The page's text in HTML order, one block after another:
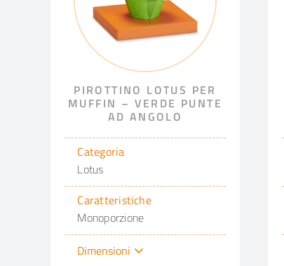
PIROTTINO LOTUS PER
MUFFIN – VERDE PUNTE
AD ANGOLO
Categoria
Lotus
Caratteristiche
Monoporzione
Dimensioni